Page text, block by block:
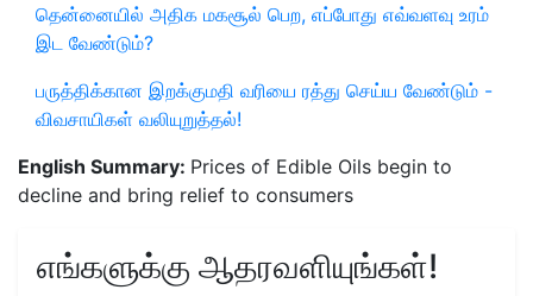
தென்னையில் அதிக மகசூல் பெற, எப்போது எவ்வளவு உரம்
இட வேண்டும்?
பருத்திக்கான இறக்குமதி வரியை ரத்து செய்ய வேண்டும் -
விவசாயிகள் வலியுறுத்தல்!
English Summary: Prices of Edible Oils begin to
decline and bring relief to consumers
எங்களுக்கு ஆதரவளியுங்கள்!